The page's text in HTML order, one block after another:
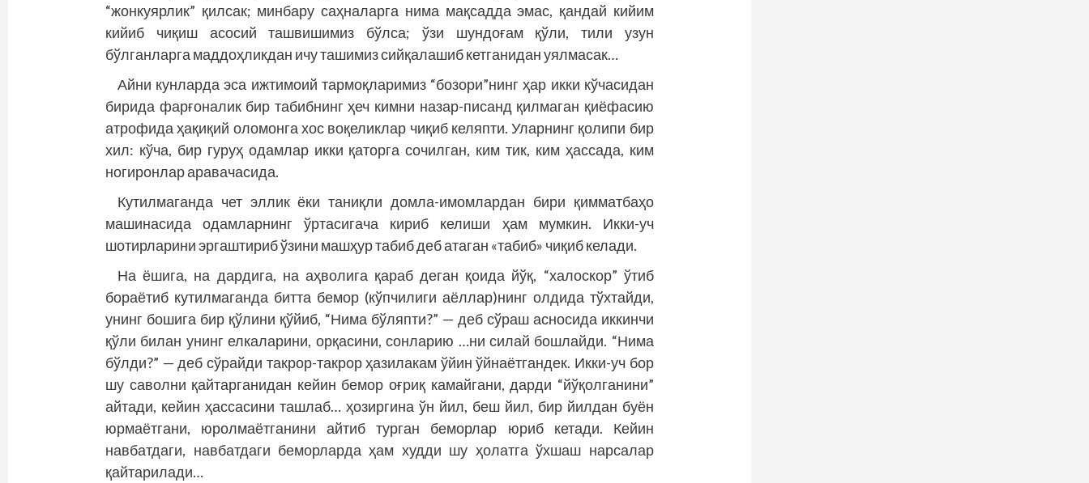
“жонкуярлик” қилсак; минбару саҳналарга нима мақсадда эмас, қандай кийим
кийиб чиқиш асосий ташвишимиз бўлса; ўзи шундоғам қўли, тили узун
бўлганларга маддоҳликдан ичу ташимиз сийқалашиб кетганидан уялмасак…
Айни кунларда эса ижтимоий тармоқларимиз “бозори”нинг ҳар икки кўчасидан
бирида фарғоналик бир табибнинг ҳеч кимни назар-писанд қилмаган қиёфасию
атрофида ҳақиқий оломонга хос воқеликлар чиқиб келяпти. Уларнинг қолипи бир
хил: кўча, бир гуруҳ одамлар икки қаторга сочилган, ким тик, ким ҳассада, ким
ногиронлар аравачасида.
Кутилмаганда чет эллик ёки таниқли домла-имомлардан бири қимматбаҳо
машинасида одамларнинг ўртасигача кириб келиши ҳам мумкин. Икки-уч
шотирларини эргаштириб ўзини машҳур табиб деб атаган «табиб» чиқиб келади.
На ёшига, на дардига, на аҳволига қараб деган қоида йўқ, “халоскор” ўтиб
бораётиб кутилмаганда битта бемор (кўпчилиги аёллар)нинг олдида тўхтайди,
унинг бошига бир қўлини қўйиб, “Нима бўляпти?” — деб сўраш асносида иккинчи
қўли билан унинг елкаларини, орқасини, сонларию …ни силай бошлайди. “Нима
бўлди?” — деб сўрайди такрор-такрор ҳазилакам ўйин ўйнаётгандек. Икки-уч бор
шу саволни қайтарганидан кейин бемор оғриқ камайгани, дарди “йўқолганини”
айтади, кейин ҳассасини ташлаб… ҳозиргина ўн йил, беш йил, бир йилдан буён
юрмаётгани, юролмаётганини айтиб турган беморлар юриб кетади. Кейин
навбатдаги, навбатдаги беморларда ҳам худди шу ҳолатга ўхшаш нарсалар
қайтарилади…